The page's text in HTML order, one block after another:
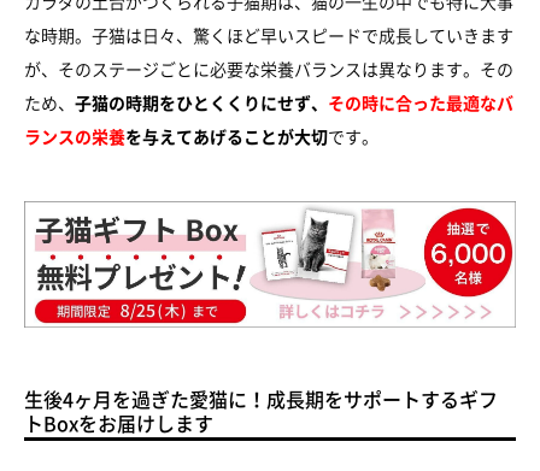
な時期。子猫は日々、驚くほど早いスピードで成長していきます
が、そのステージごとに必要な栄養バランスは異なります。その
ため、 子猫の時期をひとくくりにせず、 その時に合った最適なバ
ランスの栄養を与えてあげることが大切です。
生後4ヶ月を過ぎた愛猫に！成長期をサポートするギフ
トBoxをお届けします